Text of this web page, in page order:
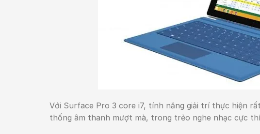
Với Surface Pro 3 core i7, tính năng giải trí thực hiện
thống âm thanh mượt mà, trong trẻo nghe nhạc cực